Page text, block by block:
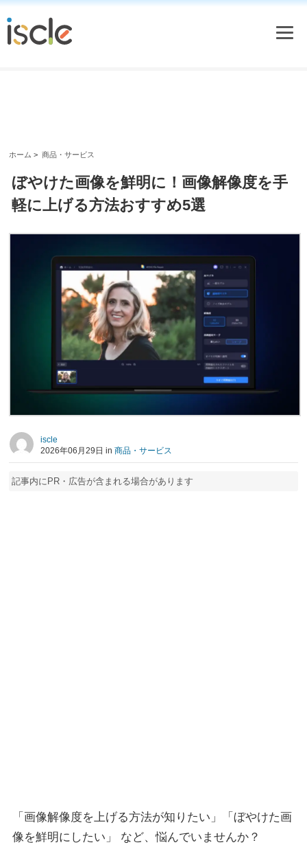
ホーム > 商品・サービス
ぼやけた画像を鮮明に！画像解像度を手
軽に上げる方法おすすめ5選
iscle
2026年06月29日 in 商品・サービス
記事内にPR・広告が含まれる場合があります
「画像解像度を上げる方法が知りたい」「ぼやけた画
像を鮮明にしたい」 など、悩んでいませんか？